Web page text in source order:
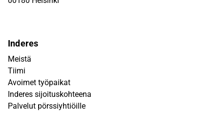
Inderes
Meistä
Tiimi
Avoimet työpaikat
Inderes sijoituskohteena
Palvelut pörssiyhtiöille